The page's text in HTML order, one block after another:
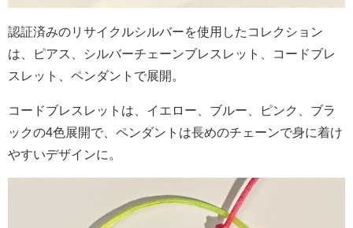
認証済みのリサイクルシルバーを使用したコレクション
は、ピアス、シルバーチェーンブレスレット、コードブレ
スレット、ペンダントで展開。
コードブレスレットは、イエロー、ブルー、ピンク、ブラ
ックの4色展開で、ペンダントは長めのチェーンで身に着け
やすいデザインに。